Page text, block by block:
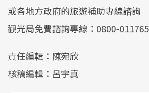
或各地方政府的旅遊補助專線諮詢
觀光局免費諮詢專線：0800-011765
責任編輯：陳宛欣
核稿編輯：呂宇真